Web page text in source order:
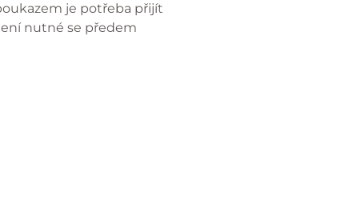
je potřeba přijít
nutné se předem